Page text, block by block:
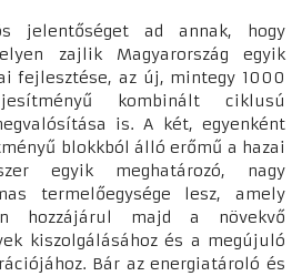
jelentőséget ad annak, hogy
zajlik Magyarország egyik
fejlesztése, az új, mintegy 1000
kombinált ciklusú
is. A két, egyenként
blokkból álló erőmű a hazai
egyik meghatározó, nagy
termelőegysége lesz, amely
hozzájárul majd a növekvő
kiszolgálásához és a megújuló
Bár az energiatároló és